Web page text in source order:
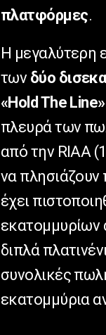
πλατφόρμες.
Η μεγαλύτερη
των δύο
«Hold The
πλευρά των
από την RIAA
να πλησιάζουν
έχει
εκατομμυρίων
διπλά
συνολικές
εκατομμύρια